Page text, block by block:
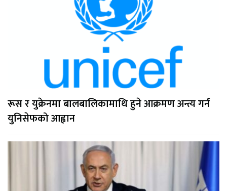
रूस र युक्रेनमा बालबालिकामाथि हुने आक्रमण अन्त्य गर्न
युनिसेफको आह्वान